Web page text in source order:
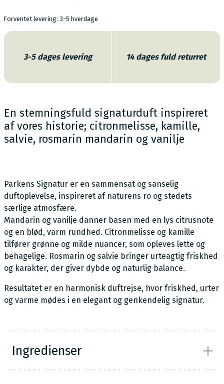
Forventet levering: 3-5 hverdage
3-5 dages levering 14 dages fuld returret
En stemningsfuld signaturduft inspireret
af vores historie; citronmelisse, kamille,
salvie, rosmarin mandarin og vanilje
Parkens Signatur er en sammensat og sanselig
duftoplevelse, inspireret af naturens ro og stedets
særlige atmosfære.
Mandarin og vanilje danner basen med en lys citrusnote
og en blød, varm rundhed. Citronmelisse og kamille
tilfører grønne og milde nuancer, som opleves lette og
behagelige. Rosmarin og salvie bringer urteagtig friskhed
og karakter, der giver dybde og naturlig balance.
Resultatet er en harmonisk duftrejse, hvor friskhed, urter
og varme mødes i en elegant og genkendelig signatur.
Ingredienser